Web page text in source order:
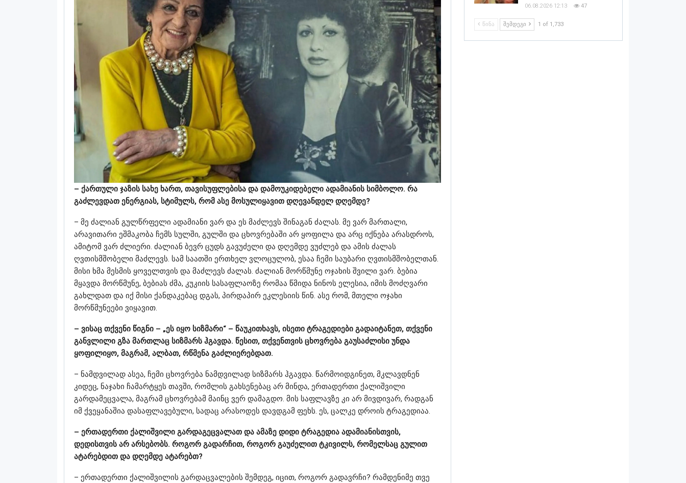
– ქართული ჯაზის სახე ხართ, თავისუფლებისა და დამოუკიდებელი ადამიანის სიმბოლო. რა
გაძლევდათ ენერგიას, სტიმულს, რომ ასე მოსულიყავით დღევანდელ დღემდე?
– მე ძალიან გულწრფელი ადამიანი ვარ და ეს მაძლევს შინაგან ძალას. მე ვარ მართალი,
არავითარი ეშმაკობა ჩემს სულში, გულში და ცხოვრებაში არ ყოფილა და არც იქნება არასდროს,
ამიტომ ვარ ძლიერი. ძალიან ბევრ ცუდს გავუძელი და დღემდე ვუძლებ და ამის ძალას
ღვთისმშობელი მაძლევს. სამ საათში ერთხელ ვლოცულობ, ესაა ჩემი საუბარი ღვთისმშობელთან.
მისი ხმა მესმის ყოველთვის და მაძლევს ძალას. ძალიან მორწმუნე ოჯახის შვილი ვარ. ბებია
მყავდა მორწმუნე, ბებიას ძმა, კუკიის სასაფლაოზე რომაა წმიდა ნინოს ელესია, იმის მოძღვარი
გახლდათ და იქ მისი ქანდაკებაც დგას, პირდაპირ ეკლესიის წინ. ასე რომ, მთელი ოჯახი
მორწმუნეები ვიყავით.
– ვისაც თქვენი წიგნი – „ეს იყო სიზმარი“ – წაუკითხავს, ისეთი ტრაგედიები გადაიტანეთ, თქვენი
განვლილი გზა მართლაც სიზმარს ჰგავდა. წესით, თქვენთვის ცხოვრება გაუსაძლისი უნდა
ყოფილიყო, მაგრამ, ალბათ, რწმენა გაძლიერებდათ.
– ნამდვილად ასეა, ჩემი ცხოვრება ნამდვილად სიზმარს ჰგავდა. წარმოიდგინეთ, მკლავდნენ
კიდეც, ნაჯახი ჩამარტყეს თავში, რომლის გახსენებაც არ მინდა, ერთადერთი ქალიშვილი
გარდამეცვალა, მაგრამ ცხოვრებამ მაინც ვერ დამაგდო. მის საფლავზე კი არ მივდივარ, რადგან
იმ ქვეყანაშია დასაფლავებული, სადაც არასოდეს დავდგამ ფეხს. ეს, ცალკე დროის ტრაგედიაა.
– ერთადერთი ქალიშვილი გარდაგეცვალათ და ამაზე დიდი ტრაგედია ადამიანისთვის,
დედისთვის არ არსებობს. როგორ გადარჩით, როგორ გაუძელით ტკივილს, რომელსაც გულით
ატარებდით და დღემდე ატარებთ?
– ერთადერთი ქალიშვილის გარდაცვალების შემდეგ, იცით, როგორ გადავრჩი? რამდენიმე თვე
06.08.2026 12:13 47
ᲬᲘᲜᲐ ᲨᲔᲛᲓᲔᲒᲘ 1 of 1,733